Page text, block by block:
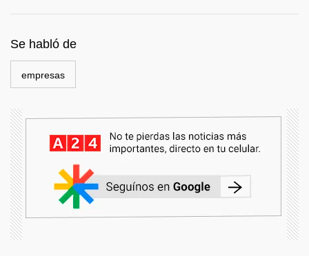
Se habló de
empresas